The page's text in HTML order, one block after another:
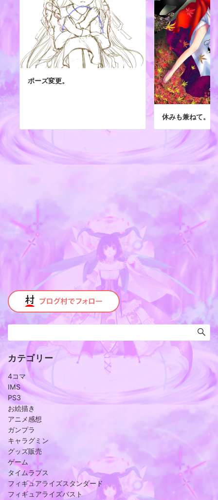
ポーズ変更。
休みも兼ねて。
カテゴリー
4コマ
IMS
PS3
お絵描き
アニメ感想
ガンプラ
キャラグミン
グッズ販売
ゲーム
タイムラプス
フィギュアライズスタンダード
フィギュアライズバスト